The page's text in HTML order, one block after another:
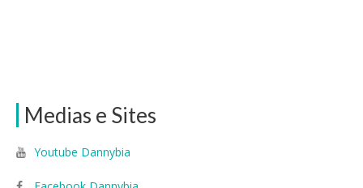
Medias e Sites
Youtube Dannybia